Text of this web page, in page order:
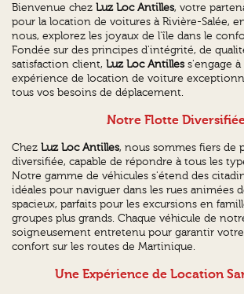
Bienvenue chezLuz Loc Antilles, votre
pour la location de voitures à Rivière-Salée,
nous, explorez les joyaux de l'île dans le
Fondée sur des principes d'intégrité, de
satisfaction client,Luz Loc Antilles s'engage
expérience de location de voiture
tous vos besoins de déplacement.
Notre Flotte
ChezLuz Loc Antilles, nous sommes fiers de
diversifiée, capable de répondre à tous les
Notre gamme de véhicules s'étend des
idéales pour naviguer dans les rues animées
spacieux, parfaits pour les excursions en
groupes plus grands. Chaque véhicule de
soigneusement entretenu pour garantir
confort sur les routes de Martinique.
Une Expérience de Location